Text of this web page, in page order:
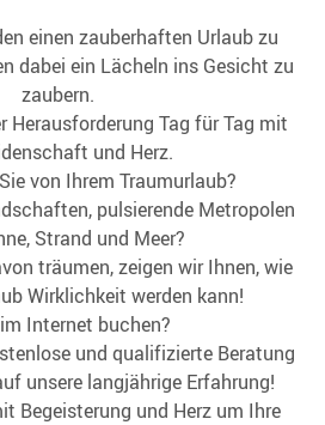
einen zauberhaften Urlaub zu
dabei ein Lächeln ins Gesicht zu
zaubern.
Herausforderung Tag für Tag mit
und Herz.
von Ihrem Traumurlaub?
pulsierende Metropolen
Strand und Meer?
träumen, zeigen wir Ihnen, wie
Wirklichkeit werden kann!
Internet buchen?
und qualifizierte Beratung
unsere langjährige Erfahrung!
Begeisterung und Herz um Ihre